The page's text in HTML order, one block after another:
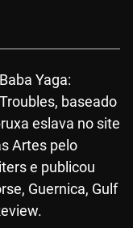
Yaga:
baseado
eslava no site
Artes pelo
e publicou
Guernica, Gulf